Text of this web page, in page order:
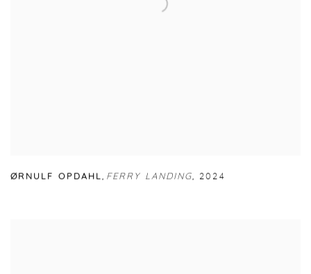
ØRNULF OPDAHL, FERRY LANDING, 2024